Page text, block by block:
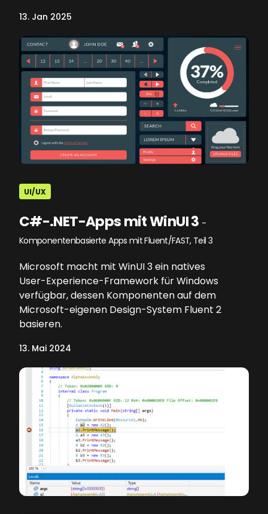
13. Jan 2025
UI/UX
C#-.NET-Apps mit WinUI 3 -
Komponentenbasierte Apps mit Fluent/FAST, Teil 3
Microsoft macht mit WinUI 3 ein natives
User-Experience-Framework für Windows
verfügbar, dessen Komponenten auf dem
Microsoft-eigenen Design-System Fluent 2
basieren.
13. Mai 2024